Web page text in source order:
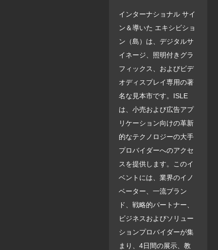
インターナショナル サイ
ン＆導いた エキシビショ
ン（島）は、デジタルサ
イネージ、照明付きグラ
フィックス、およびビデ
オディスプレイ専用の著
名な見本市です。ISLE
は、小売および広告アプ
リケーション向けの革新
的なテクノロジーの大手
プロバイダーへのアクセ
スを提供します。このイ
ベントには、業界のイノ
ベーター、一流ブラン
ド、戦略的パートナー、
ビジネスおよびソリュー
ションプロバイダーが集
まり、4日間の展示、教